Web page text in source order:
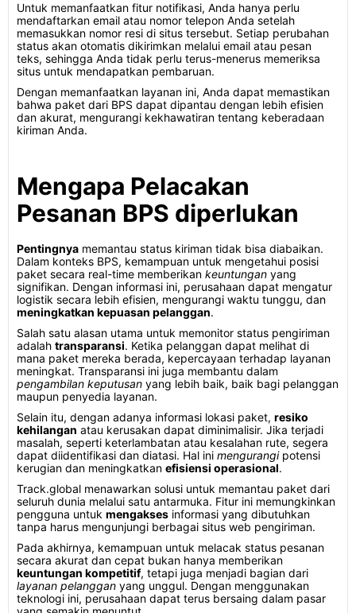
Untuk memanfaatkan fitur notifikasi, Anda hanya perlu
mendaftarkan email atau nomor telepon Anda setelah
memasukkan nomor resi di situs tersebut. Setiap perubahan
status akan otomatis dikirimkan melalui email atau pesan
teks, sehingga Anda tidak perlu terus-menerus memeriksa
situs untuk mendapatkan pembaruan.
Dengan memanfaatkan layanan ini, Anda dapat memastikan
bahwa paket dari BPS dapat dipantau dengan lebih efisien
dan akurat, mengurangi kekhawatiran tentang keberadaan
kiriman Anda.
Mengapa Pelacakan
Pesanan BPS diperlukan
Pentingnya memantau status kiriman tidak bisa diabaikan.
Dalam konteks BPS, kemampuan untuk mengetahui posisi
paket secara real-time memberikan keuntungan yang
signifikan. Dengan informasi ini, perusahaan dapat mengatur
logistik secara lebih efisien, mengurangi waktu tunggu, dan
meningkatkan kepuasan pelanggan.
Salah satu alasan utama untuk memonitor status pengiriman
adalah transparansi. Ketika pelanggan dapat melihat di
mana paket mereka berada, kepercayaan terhadap layanan
meningkat. Transparansi ini juga membantu dalam
pengambilan keputusan yang lebih baik, baik bagi pelanggan
maupun penyedia layanan.
Selain itu, dengan adanya informasi lokasi paket, resiko
kehilangan atau kerusakan dapat diminimalisir. Jika terjadi
masalah, seperti keterlambatan atau kesalahan rute, segera
dapat diidentifikasi dan diatasi. Hal ini mengurangipotensi
kerugian dan meningkatkan efisiensi operasional.
Track.global menawarkan solusi untuk memantau paket dari
seluruh dunia melalui satu antarmuka. Fitur ini memungkinkan
pengguna untuk mengakses informasi yang dibutuhkan
tanpa harus mengunjungi berbagai situs web pengiriman.
Pada akhirnya, kemampuan untuk melacak status pesanan
secara akurat dan cepat bukan hanya memberikan
keuntungan kompetitif, tetapi juga menjadi bagian dari
layanan pelanggan yang unggul. Dengan menggunakan
teknologi ini, perusahaan dapat terus bersaing dalam pasar